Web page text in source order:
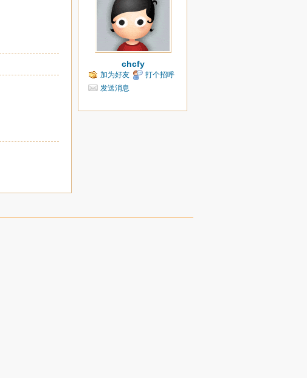
chcfy
加为好友
打个招呼
发送消息